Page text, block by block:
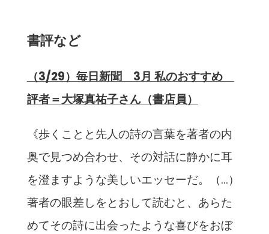
書評など
（3/29）毎日新聞 3月 私のおすすめ
評者＝大塚真祐子さん（書店員）
《歩くことと先人の詩の言葉を著者の内
奥で見つめ合わせ、その対話に静かに耳
を澄ますような美しいエッセーだ。（…）
著者の眼差しをとおして読むと、あらた
めてその詩に出会ったような喜びをおぼ